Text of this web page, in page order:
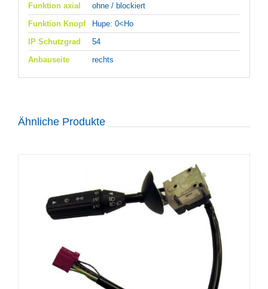
Funktion axial
ohne / blockiert
Funktion Knopf
Hupe: 0<Ho
IP Schutzgrad
54
Anbauseite
rechts
Ähnliche Produkte